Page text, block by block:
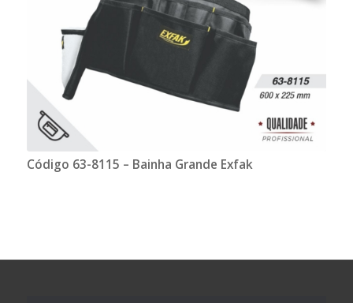
Código 63-8115 – Bainha Grande Exfak